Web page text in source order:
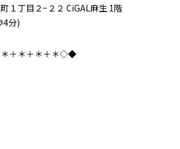
１丁目２−２２ CiGAL麻生 1階
4分)
＋＊＋＊＋＊◇◆